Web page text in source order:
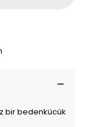
bir bedenkücük